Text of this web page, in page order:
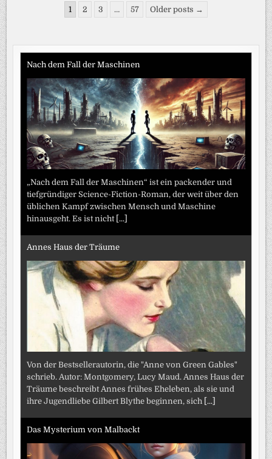
SEPTEMBER
2026
Seitennummerierung
Beiträge
1 2 3 … 57 Older posts →
Nach dem Fall der Maschinen
„Nach dem Fall der Maschinen“ ist ein packender und
tiefgründiger Science-Fiction-Roman, der weit über den
üblichen Kampf zwischen Mensch und Maschine
hinausgeht. Es ist nicht [...]
Annes Haus der Träume
Von der Bestsellerautorin, die "Anne von Green Gables"
schrieb. Autor: Montgomery, Lucy Maud. Annes Haus der
Träume beschreibt Annes frühes Eheleben, als sie und
ihre Jugendliebe Gilbert Blythe beginnen, sich [...]
Das Mysterium von Malbackt